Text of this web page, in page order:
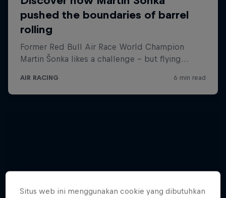
Situs web ini menggunakan cookie yang dibutuhkan